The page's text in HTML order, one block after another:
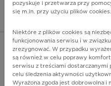
ZALOGUJ SIĘ
pozyskuje i przetwarza przy
się m.in. przy użyciu plików cookies.
Niektóre z plików cookies są
funkcjonowania serwisu i w
zrezygnować. W przypadku
są również w celu poprawy
serwisu z treściami
celu śledzenia aktywności
Wyrażona zgoda jest dobrowolna i